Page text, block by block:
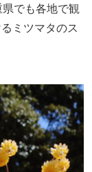
でも各地で観
ミツマタのス